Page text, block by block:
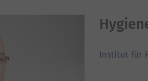
Institut für